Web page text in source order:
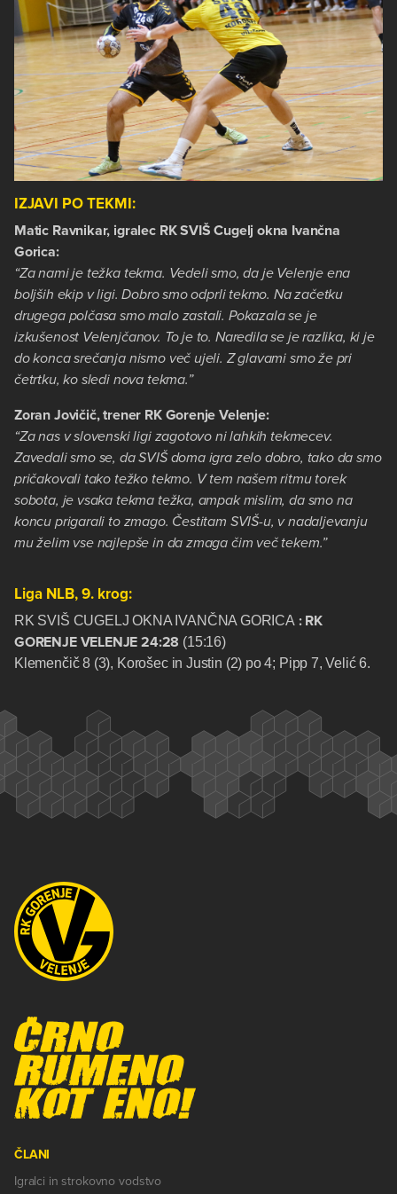
IZJAVI PO TEKMI:
Matic Ravnikar, igralec RK SVIŠ Cugelj okna Ivančna
Gorica:
“Za nami je težka tekma. Vedeli smo, da je Velenje ena
boljših ekip v ligi. Dobro smo odprli tekmo. Na začetku
drugega polčasa smo malo zastali. Pokazala se je
izkušenost Velenjčanov. To je to. Naredila se je razlika, ki je
do konca srečanja nismo več ujeli. Z glavami smo že pri
četrtku, ko sledi nova tekma.”
Zoran Jovičič, trener RK Gorenje Velenje:
“Za nas v slovenski ligi zagotovo ni lahkih tekmecev.
Zavedali smo se, da SVIŠ doma igra zelo dobro, tako da smo
pričakovali tako težko tekmo. V tem našem ritmu torek
sobota, je vsaka tekma težka, ampak mislim, da smo na
koncu prigarali to zmago. Čestitam SVIŠ-u, v nadaljevanju
mu želim vse najlepše in da zmaga čim več tekem.”
Liga NLB, 9. krog:
RK SVIŠ CUGELJ OKNA IVANČNA GORICA: RK
GORENJE VELENJE 24:28 (15:16)
Klemenčič 8 (3), Korošec in Justin (2) po 4; Pipp 7, Velić 6.
ČLANI
Igralci in strokovno vodstvo